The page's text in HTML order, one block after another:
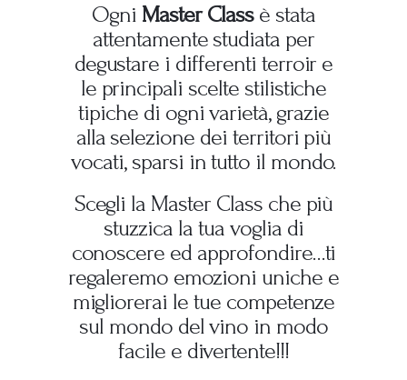
Ogni Master Classè stata
attentamente studiata per
degustare i differenti terroir e
le principali scelte stilistiche
tipiche di ogni varietà, grazie
alla selezione dei territori più
vocati, sparsi in tutto il mondo.
Scegli la Master Class che più
stuzzica la tua voglia di
conoscere ed approfondire…ti
regaleremo emozioni uniche e
migliorerai le tue competenze
sul mondo del vino in modo
facile e divertente!!!